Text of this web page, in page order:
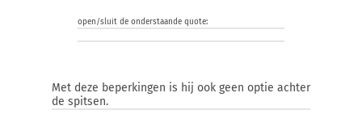
open/sluit de onderstaande quote:
Met deze beperkingen is hij ook geen optie achter
de spitsen.